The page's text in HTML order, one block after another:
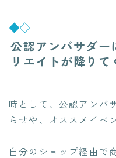
公認アンバサダー
リエイトが降りて
時として、公認アンバ
らせや、オススメイベ
自分のショップ経由で